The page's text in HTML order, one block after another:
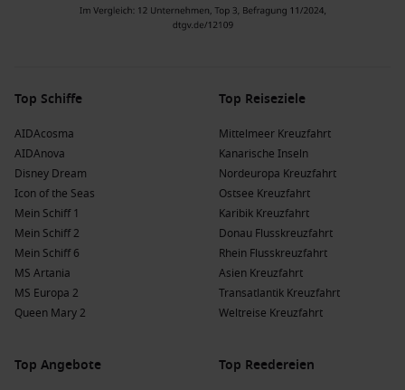
Top Schiffe
AIDAcosma
AIDAnova
Disney Dream
Icon of the Seas
Mein Schiff 1
Mein Schiff 2
Mein Schiff 6
MS Artania
MS Europa 2
Queen Mary 2
Top Reiseziele
Mittelmeer Kreuzfahrt
Kanarische Inseln
Nordeuropa Kreuzfahrt
Ostsee Kreuzfahrt
Karibik Kreuzfahrt
Donau Flusskreuzfahrt
Rhein Flusskreuzfahrt
Asien Kreuzfahrt
Transatlantik Kreuzfahrt
Weltreise Kreuzfahrt
Top Angebote Top Reedereien